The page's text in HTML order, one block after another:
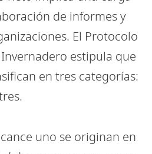
de informes y
El Protocolo
estipula que
en tres categorías:
uno se originan en